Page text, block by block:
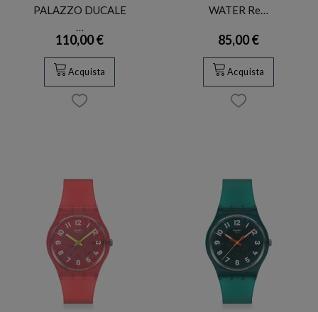
PALAZZO DUCALE
…
110,00 €
Acquista
WATER Re…
85,00 €
Acquista